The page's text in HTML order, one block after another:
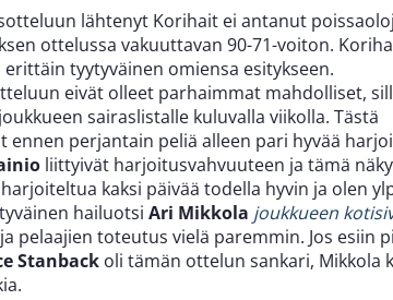
lähtenyt Korihait ei antanut
ottelussa vakuuttavan 90-71-voiton.
tyytyväinen omiensa esitykseen.
eivät olleet parhaimmat mahdolliset,
sairaslistalle kuluvalla viikolla. Tästä
perjantain peliä alleen pari hyvää
liittyivät harjoitusvahvuuteen ja tämä
kaksi päivää todella hyvin ja olen
hailuotsi Ari Mikkola joukkueen
pelaajien toteutus vielä paremmin. Jos esiin
Stanback oli tämän ottelun sankari, Mikkola